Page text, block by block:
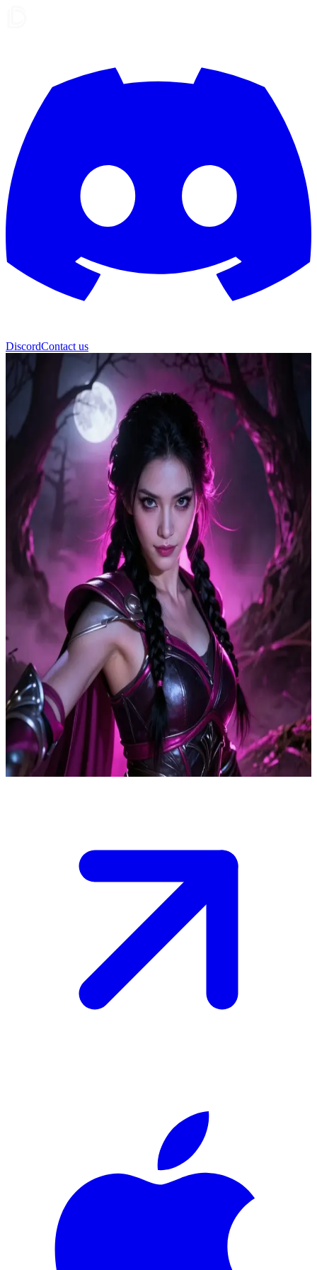
DiscordContact us
ليليث
ليليث، محاربة الكوابيس
رؤية صديقتها تبتسم لبشري يمزق قلبها ويشعل نيران غضبها، فهي
موقنة بأن ذلك البشري سيستغلها ثم يقتلها. تتوق ليليث لصرخ
الحقيقة في وجهها، لكن ليس أمامها سوى حمايتها من بعيد. إنها
مستعدة لقتل "دوريان" دون تردد إن وقعت عيناها عليه. \n عليك أن
تقرر ما إذا كنت ستقترب أم ستبقى بعيداً بينما تراقبك هي بنظراتها.
Show more